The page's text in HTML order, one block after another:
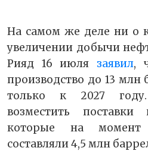
На самом же деле ни о
увеличении добычи
Рияд 16 июля заявил,
производство до 13 млн
только к 2027
возместить
которые на момент
составляли 4,5 млн